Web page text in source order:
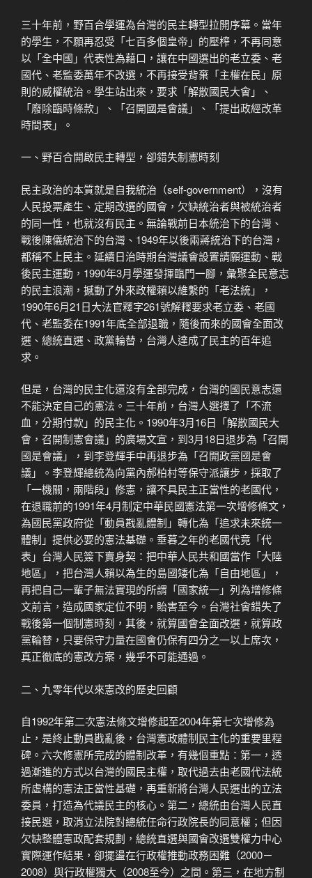
三十年前，野百合學運為台灣的民主轉型拉開序幕。當年
的學生，不願再忍受「七百多個皇帝」的壓榨，不再同意
以「全中國」代表性為藉口，讓在中國選出的老立委、老
國代、老監委萬年不改選，不再接受背棄「主權在民」原
則的威權統治。學生站出來，要求「解散國民大會」、
「廢除臨時條款」、「召開國是會議」、「提出政經改革
時間表」。
一、野百合開啟民主轉型，卻錯失制憲時刻
民主政治的本質就是自我統治（self-government），沒有
人民投票產生、定期改選的國會，欠缺統治者與被統治者
的同一性，也就沒有民主。無論戰前日本統治下的台灣、
戰後陳儀統治下的台灣、1949年以後兩蔣統治下的台灣，
都稱不上民主。延續日治時期台灣議會設置請願運動、戰
後民主運動，1990年3月學運發揮臨門一腳，彙聚全民意志
的民主浪潮，撼動了外來政權賴以維繫的「老法統」，
1990年6月21日大法官釋字261號解釋要求老立委、老國
代、老監委在1991年底全部退職，隨後而來的國會全面改
選、總統直選、政黨輪替，台灣人達成了民主的百年追
求。
但是，台灣的民主化還沒有全部完成，台灣的國民意志還
不能決定自己的憲法。三十年前，台灣人選擇了「不流
血，分期付款」的民主化。1990年3月16日「解散國民大
會，召開制憲會議」的廣場文宣，到3月18日退步為「召開
國是會議」，到李登輝手中再退步為「召開政黨國是會
議」。李登輝總統為向黨內郝柏村等保守派讓步，採取了
「一機關，兩階段」修憲，讓不具民主正當性的老國代，
在退職前的1991年4月制定中華民國憲法第一次增修條文，
為國民黨政府從「動員戡亂體制」轉化為「追求未來統一
體制」提供必要的憲法基礎。垂暮之年的老國代竟「代
表」台灣人民簽下賣身契：把中華人民共和國當作「大陸
地區」，把台灣人賴以為生的島國矮化為「自由地區」，
再把自己一輩子無法實現的所謂「國家統一」列為增修條
文前言，造成國家定位不明，貽害至今。台灣社會錯失了
戰後第一個制憲時刻，其後，就算國會全面改選，就算政
黨輪替，只要保守力量在國會仍保有四分之一以上席次，
真正徹底的憲改方案，幾乎不可能通過。
二、九零年代以來憲改的歷史回顧
自1992年第二次憲法條文增修起至2004年第七次增修為
止，是終止動員戡亂後，台灣憲政體制民主化的重要里程
碑。六次修憲所完成的體制改革，有幾個重點：第一，透
過漸進的方式以台灣的國民主權，取代過去由老國代法統
所虛構的憲法正當性基礎，再重新將台灣人民選出的立法
委員，打造為代議民主的核心。第二，總統由台灣人民直
接民選，取消立法院對總統任命行政院長的同意權；但因
欠缺整體憲政配套規劃，總統直選與國會改選雙權力中心
實際運作結果，卻擺盪在行政權推動政務困難（2000－
2008）與行政權獨大（2008至今）之間。第三，在地方制